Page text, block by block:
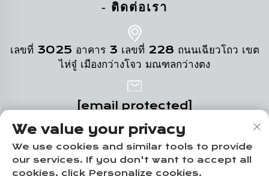
- ติดต่อเรา
เลขที่ 3025 อาคาร 3 เลขที่ 228 ถนนเฉียวโถว เขต
ไห่จู๋ เมืองกว่างโจว มณฑลกว่างตง
[email protected]
+86-18102719517
We value your privacy
We use cookies and similar tools to provide
our services. If you don't want to accept all
cookies, click Personalize cookies.